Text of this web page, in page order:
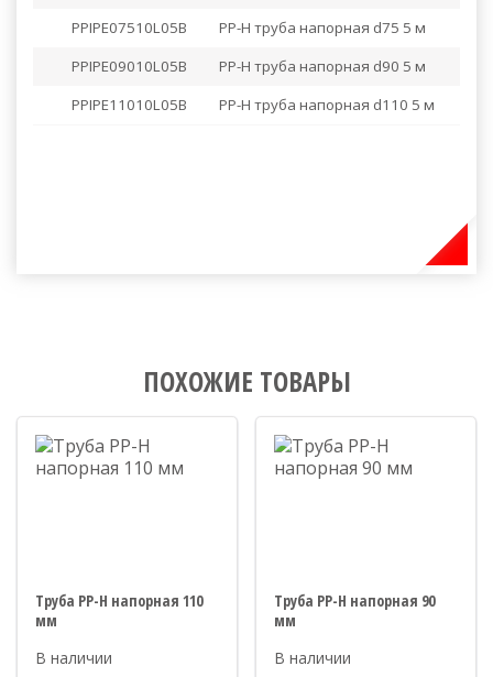
PPIPE07510L05B
PP-H труба напорная d75 5 м
PPIPE09010L05B
PP-H труба напорная d90 5 м
PPIPE11010L05B
PP-H труба напорная d110 5 м
ПОХОЖИЕ ТОВАРЫ
Труба PP-H напорная 110
мм
Труба PP-H напорная 90
мм